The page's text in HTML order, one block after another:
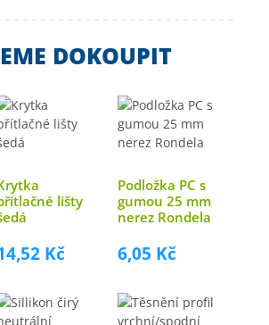
DOKOUPIT
lišty
Kč
Podložka PC s
gumou 25 mm
nerez Rondela
6,05 Kč